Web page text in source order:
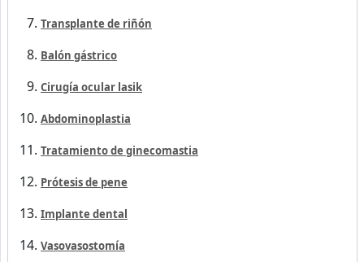
Transplante de riñón
Balón gástrico
Cirugía ocular lasik
Abdominoplastia
Tratamiento de ginecomastia
Prótesis de pene
Implante dental
Vasovasostomía